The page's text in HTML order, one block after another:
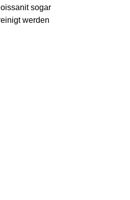
sogar
werden